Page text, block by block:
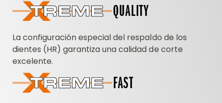
La configuración especial del respaldo de los
dientes (HR) garantiza una calidad de corte
excelente.